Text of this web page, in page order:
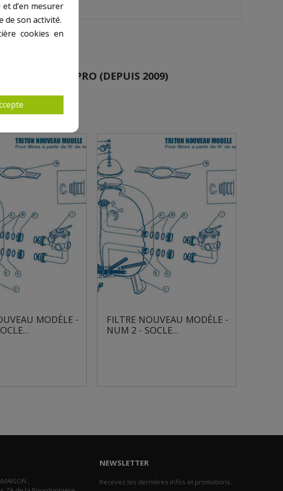
, CLEAR PRO (DEPUIS 2009)
-
FILTRE NOUVEAU MODÈLE -
NUM 2 - SOCLE...
FILTRE
,
NEWSLETTER
Recevez les dernières infos et promotions.
d’en mesurer
de son activité.
cookies en